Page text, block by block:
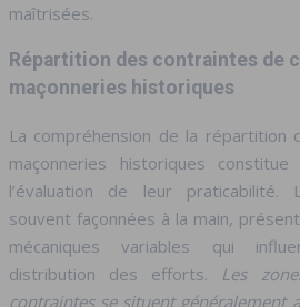
maîtrisées.
Répartition des contraintes de
maçonneries historiques
La compréhension de la répartition
maçonneries historiques
l’évaluation de leur praticabilité.
souvent façonnées à la main,
mécaniques variables qui
distribution des efforts. Les
contraintes se situent généralement